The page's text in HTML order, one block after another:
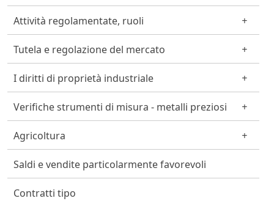
Attività regolamentate, ruoli
Tutela e regolazione del mercato
I diritti di proprietà industriale
Verifiche strumenti di misura - metalli preziosi
Agricoltura
Saldi e vendite particolarmente favorevoli
Contratti tipo